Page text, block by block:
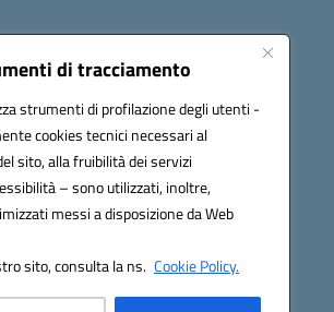
di tracciamento
strumenti di profilazione degli utenti -
cookies tecnici necessari al
sito, alla fruibilità dei servizi
– sono utilizzati, inoltre,
messi a disposizione da Web
sito, consulta la ns. Cookie Policy.
Seguici su: